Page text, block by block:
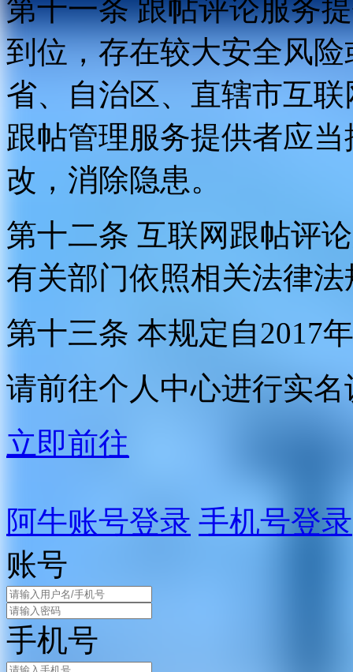
第十一条 跟帖评论服务
到位，存在较大安全风
省、自治区、直辖市互
跟帖管理服务提供者应
改，消除隐患。
第十二条 互联网跟帖评
有关部门依照相关法律
第十三条 本规定自2017
请前往个人中心进行实名
立即前往
阿牛账号登录 手机号登录
账号
手机号